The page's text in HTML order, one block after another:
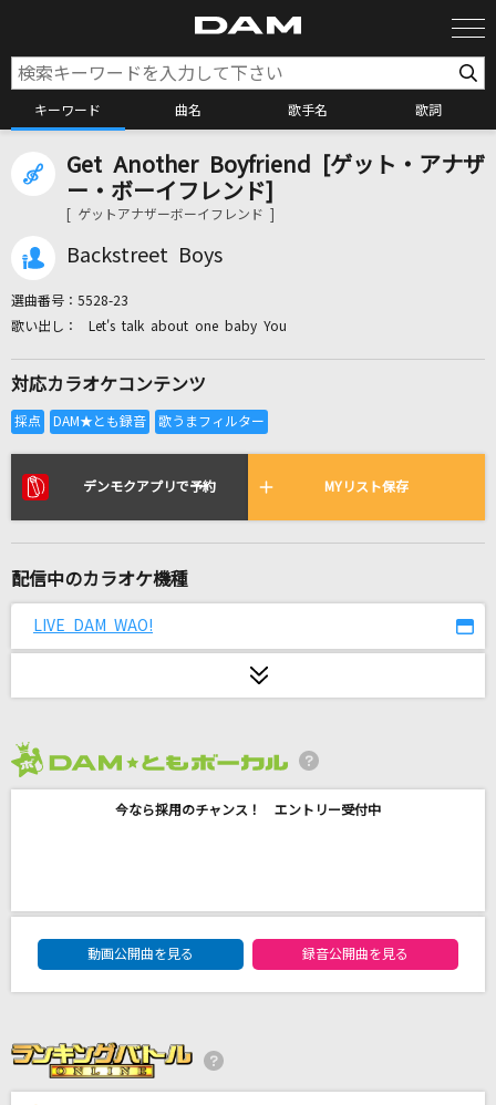
キーワード 曲名 歌手名 歌詞
カラオケ検索
カラオケ店舗検索
カラオケリクエスト
リアルタイムで歌われている曲の一覧
ONENESS
RUIDO
YUI
レミオロメン
恋しよう♪
海の声
Get Another Boyfriend [ゲット・アナザ
ー・ボーイフレンド]
[ ゲットアナザーボーイフレンド ]
Backstreet Boys
選曲番号： 5528-23
Let's talk about one baby You
対応カラオケコンテンツ
デンモクアプリで予約 MYリスト保存
配信中のカラオケ機種
LIVE DAM WAO!
今なら採用のチャンス！ エントリー受付中
DAM★ともボーカルエントリーランキング
動画公開曲を見る
録音公開曲を見る